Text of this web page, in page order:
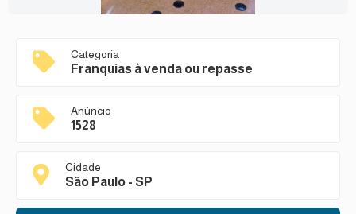
Categoria
Franquias à venda ou repasse
Anúncio
1528
Cidade
São Paulo - SP